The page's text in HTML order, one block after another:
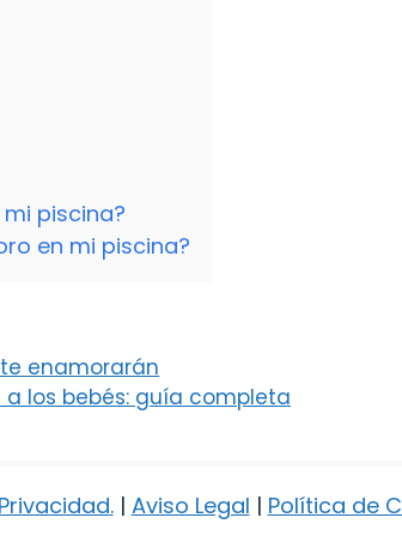
piscina?
en mi piscina?
enamorarán
a los bebés: guía completa
.| Aviso Legal | Política de